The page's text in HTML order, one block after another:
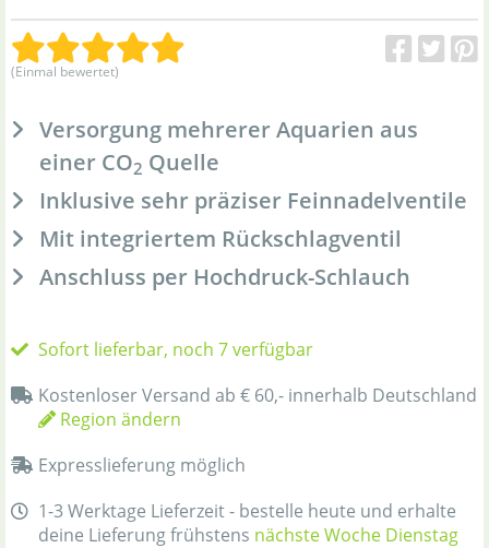
(Einmal bewertet)
Versorgung mehrerer Aquarien aus
einer CO2 Quelle
Inklusive sehr präziser Feinnadelventile
Mit integriertem Rückschlagventil
Anschluss per Hochdruck-Schlauch
Sofort lieferbar, noch 7 verfügbar
Kostenloser Versand ab € 60,- innerhalb Deutschland
Region ändern
Expresslieferung möglich
1-3 Werktage Lieferzeit - bestelle heute und erhalte
deine Lieferung frühstens nächste Woche Dienstag